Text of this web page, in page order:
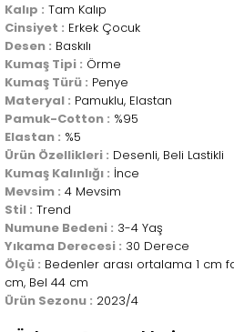
Kalıp : Tam Kalıp
Cinsiyet : Erkek Çocuk
Desen : Baskılı
Kumaş Tipi : Örme
Kumaş Türü : Penye
Materyal : Pamuklu, Elastan
Pamuk-Cotton : %95
Elastan : %5
Ürün Özellikleri : Desenli, Beli Lastikli
Kumaş Kalınlığı : İnce
Mevsim : 4 Mevsim
Stil : Trend
Numune Bedeni : 3-4 Yaş
Yıkama Derecesi : 30 Derece
Ölçü : Bedenler arası ortalama 1 cm
cm, Bel 44 cm
Ürün Sezonu : 2023/4